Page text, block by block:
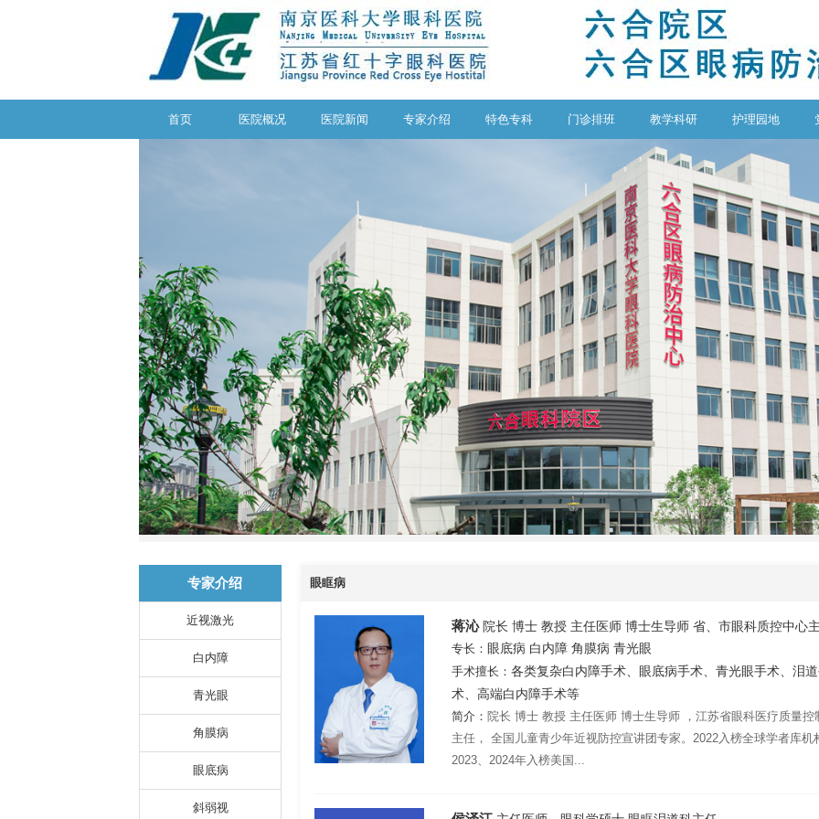
首页 医院概况 医院新闻 专家介绍 特色专科 门诊排班 教学科研 护理园地
专家介绍
近视激光
白内障
青光眼
角膜病
眼底病
斜弱视
眼眶病
蒋沁 院长 博士 教授 主任医师 博士生导师 省、市眼科质控中心
专长： 眼底病 白内障 角膜病 青光眼
手术擅长： 各类复杂白内障手术、眼底病手术、青光眼手术、泪
术、高端白内障手术等
简介： 院长 博士 教授 主任医师 博士生导师 ，江苏省眼科医疗质量
主任， 全国儿童青少年近视防控宣讲团专家。2022入榜全球学者库机
2023、2024年入榜美国...